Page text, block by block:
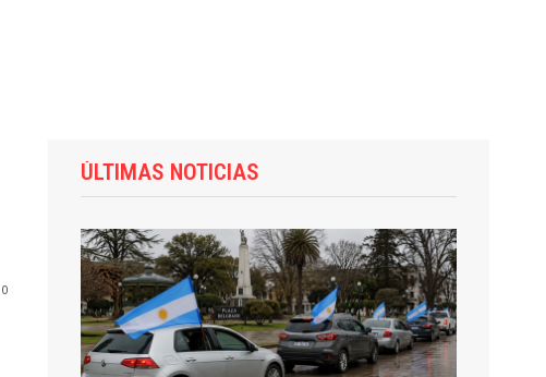
0
ÚLTIMAS NOTICIAS